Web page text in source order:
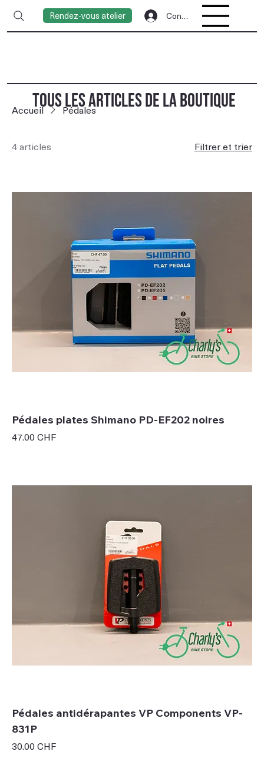
Rendez-vous atelier Connexion
Accueil Pédales
4 articles Filtrer et trier
Pédales plates Shimano PD-EF202 noires
Prix
47.00 CHF
Pédales antidérapantes VP Components VP-
831P
Prix
30.00 CHF
TOUS LES ARTICLES DE LA BOUTIQUE